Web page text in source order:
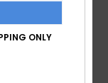
product aan
ONLY